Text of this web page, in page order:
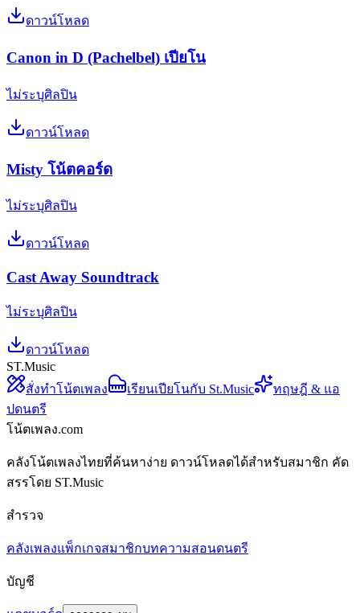
ดาวน์โหลด
Canon in D (Pachelbel) เปียโน
ไม่ระบุศิลปิน
ดาวน์โหลด
Misty โน้ตคอร์ด
ไม่ระบุศิลปิน
ดาวน์โหลด
Cast Away Soundtrack
ไม่ระบุศิลปิน
ดาวน์โหลด
ST.Music
สั่งทำโน้ตเพลง
เรียนเปียโนกับ St.Music
ทฤษฎี & แอ
ปดนตรี
โน้ตเพลง.com
คลังโน้ตเพลงไทยที่ค้นหาง่าย ดาวน์โหลดได้สำหรับสมาชิก คัด
สรรโดย ST.Music
สำรวจ
คลังเพลงแพ็กเกจสมาชิกบทความสอนดนตรี
บัญชี